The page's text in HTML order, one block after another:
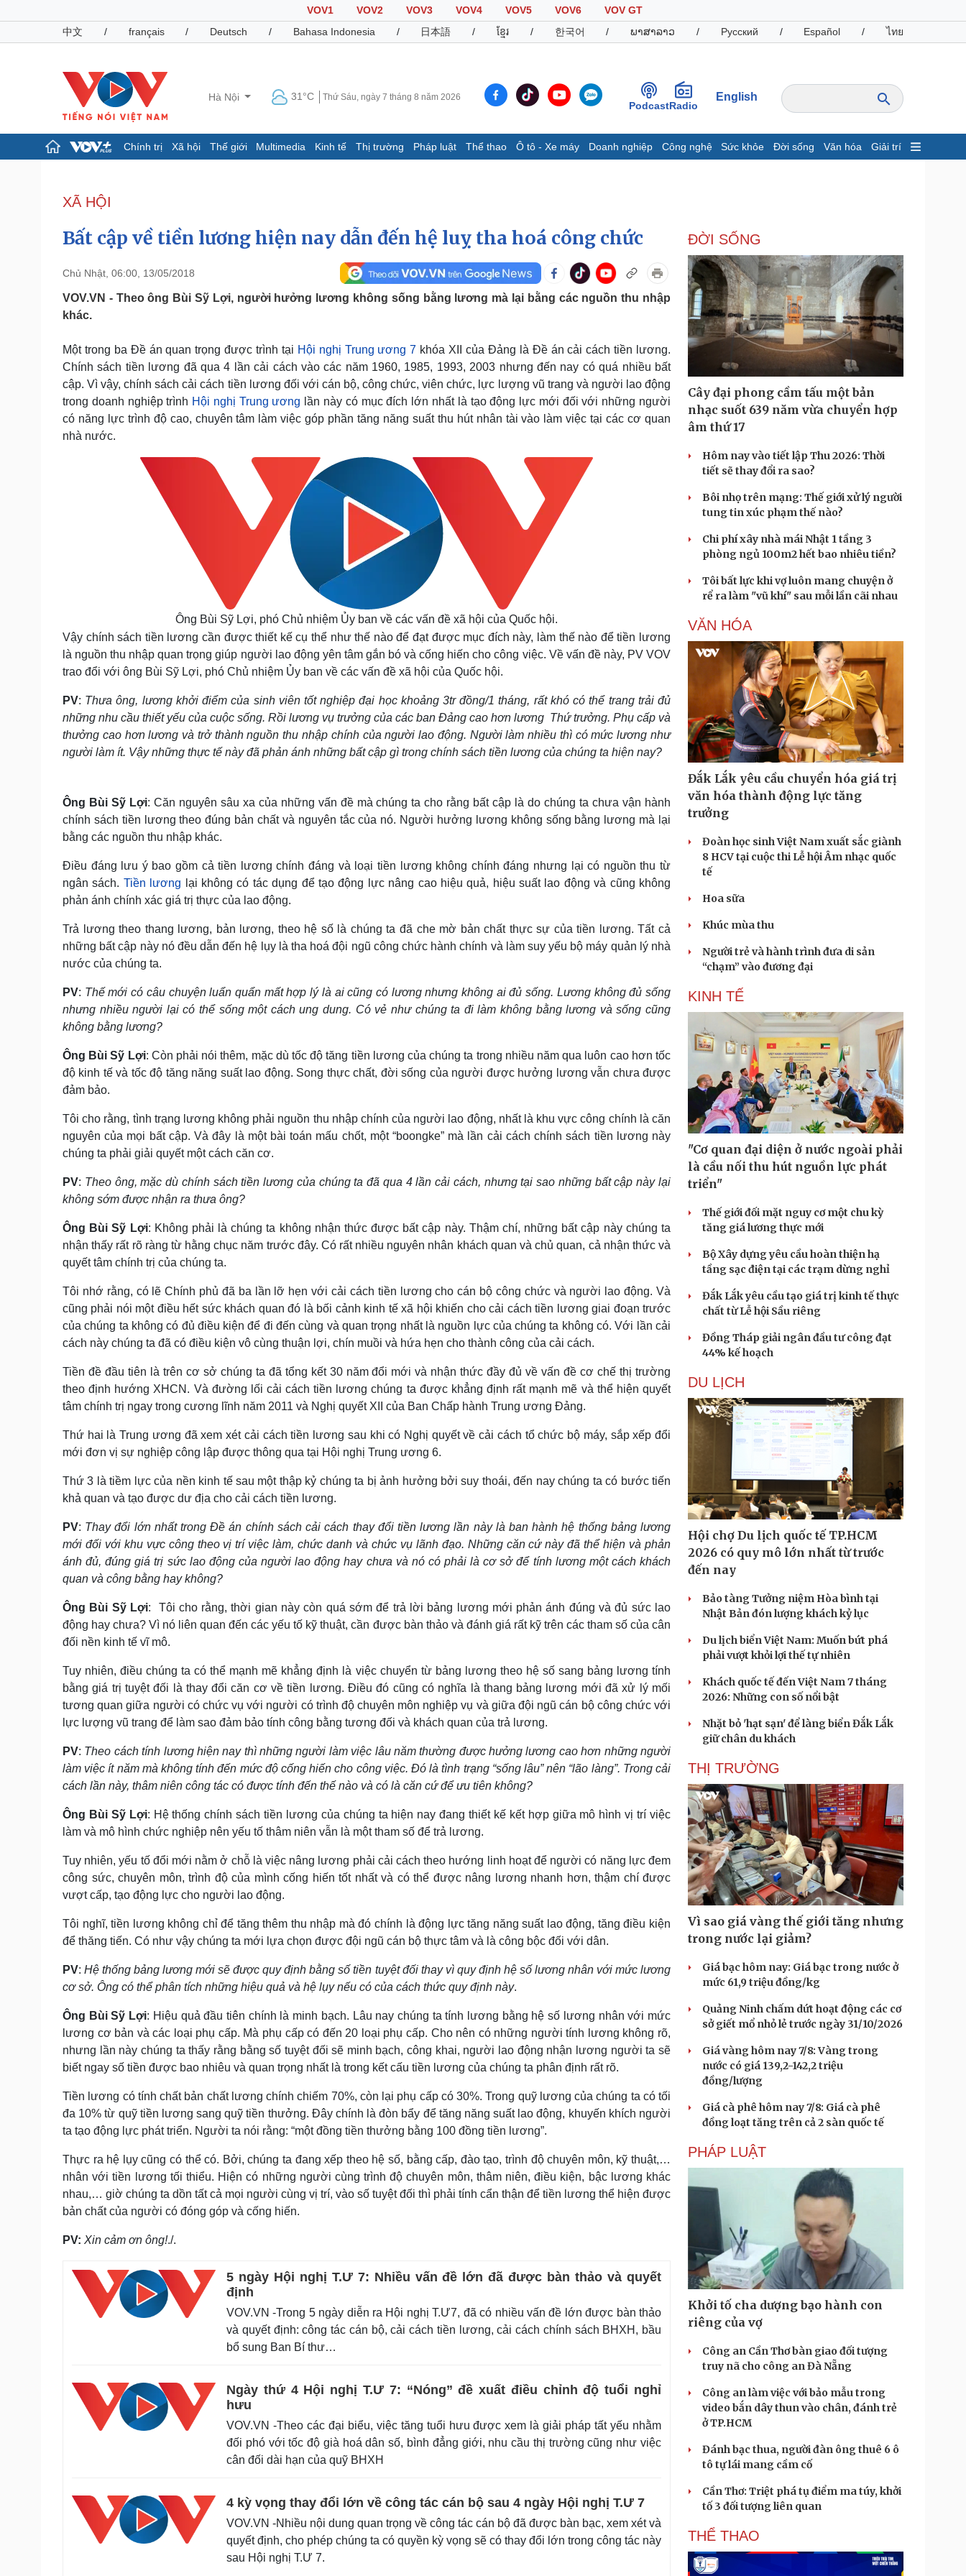
VOV1 VOV2 VOV3 VOV4 VOV5 VOV6
VOV GT
中文
/ français / Deutsch / Bahasa Indonesia / 日本語 / ខ្មែរ / 한국어 / ພາສາລາວ / Русский / Español / ไทย
Hà Nội 31°C Thứ Sáu, ngày 7 tháng 8 năm 2026
PodcastRadio
English
Chính trị Xã hội Thế giới Multimedia Kinh tế Thị trường Pháp luật Thể thao Ô tô - Xe máy Doanh nghiệp Công nghệ Sức khỏe Đời sống Văn hóa Giải trí
Đảng
Tổ chức nhân sự
Quốc hội
Nhận diện sự thật
Dấu ấn VOV
Hồ sơ
Infographic
Giá cà phê
Pháp luật
Vụ án
Tư vấn luật
Quân sự - Quốc phòng
Phân tích
Thể thao
Thế giới thể thao
eSports
Hậu trường
Ô tô - Xe máy
Tư vấn
Doanh nghiệp
Thông tin doanh nghiệp
Doanh nghiệp 24h
Doanh nhân
Vì cộng đồng
Công nghệ
Sành điệu
Tin Công nghệ
Trải nghiệm
Chuyển đổi số
Sức khỏe
Dinh dưỡng - món ngon
Cây thuốc
Đời sống
Nhà đẹp
Văn hóa
Sân khấu - Điện ảnh
Giải trí
Nghệ sĩ
Du lịch
Tư vấn
Podcast
Câu chuyện thời sự
Cửa sổ tình yêu
Kể chuyện cho bé
XÃ HỘI
Bất cập về tiền lương hiện nay dẫn đến hệ luỵ tha hoá công chức
Chủ Nhật, 06:00, 13/05/2018
VOV.VN - Theo ông Bùi Sỹ Lợi, người hưởng lương không sống bằng lương mà lại bằng các nguồn thu nhập
khác.
Một trong ba Đề án quan trọng được trình tại Hội nghị Trung ương 7 khóa XII của Đảng là Đề án cải cách tiền lương.
Chính sách tiền lương đã qua 4 lần cải cách vào các năm 1960, 1985, 1993, 2003 nhưng đến nay có quá nhiều bất
cập. Vì vậy, chính sách cải cách tiền lương đối với cán bộ, công chức, viên chức, lực lượng vũ trang và người lao động
trong doanh nghiệp trình Hội nghị Trung ương lần này có mục đích lớn nhất là tạo động lực mới đối với những người
có năng lực trình độ cao, chuyên tâm làm việc góp phần tăng năng suất thu hút nhân tài vào làm việc tại các cơ quan
nhà nước.
Ông Bùi Sỹ Lợi, phó Chủ nhiệm Ủy ban về các vấn đề xã hội của Quốc hội.
Vậy chính sách tiền lương cần được thiết kế cụ thể như thế nào để đạt được mục đích này, làm thế nào để tiền lương
là nguồn thu nhập quan trọng giúp người lao động yên tâm gắn bó và cống hiến cho công việc. Về vấn đề này, PV VOV
trao đổi với ông Bùi Sỹ Lợi, phó Chủ nhiệm Ủy ban về các vấn đề xã hội của Quốc hội.
PV: Thưa ông, lương khởi điểm của sinh viên tốt nghiệp đại học khoảng 3tr đồng/1 tháng, rất khó có thể trang trải đủ
những nhu cầu thiết yếu của cuộc sống. Rồi lương vụ trưởng của các ban Đảng cao hơn lương Thứ trưởng. Phụ cấp và
thưởng cao hơn lương và trở thành nguồn thu nhập chính của người lao động. Người làm nhiều thì có mức lương như
người làm ít. Vậy những thực tế này đã phản ánh những bất cập gì trong chính sách tiền lương của chúng ta hiện nay?
Ông Bùi Sỹ Lợi: Căn nguyên sâu xa của những vấn đề mà chúng ta cho rằng bất cập là do chúng ta chưa vận hành
chính sách tiền lương theo đúng bản chất và nguyên tắc của nó. Người hưởng lương không sống bằng lương mà lại
bằng các nguồn thu nhập khác.
Điều đáng lưu ý bao gồm cả tiền lương chính đáng và loại tiền lương không chính đáng nhưng lại có nguồn thu từ
ngân sách. Tiền lương lại không có tác dụng để tạo động lực nâng cao hiệu quả, hiệu suất lao động và cũng không
phản ánh chính xác giá trị thực của lao động.
Trả lương theo thang lương, bản lương, theo hệ số là chúng ta đã che mờ bản chất thực sự của tiền lương. Tất cả
những bất cập này nó đều dẫn đến hệ lụy là tha hoá đội ngũ công chức hành chính và làm suy yếu bộ máy quản lý nhà
nước của chúng ta.
PV: Thế mới có câu chuyện luẩn quẩn mất hợp lý là ai cũng có lương nhưng không ai đủ sống. Lương không đủ sống
nhưng nhiều người lại có thể sống một cách ung dung. Có vẻ như chúng ta đi làm không bằng lương và sống cũng
không bằng lương?
Ông Bùi Sỹ Lợi: Còn phải nói thêm, mặc dù tốc độ tăng tiền lương của chúng ta trong nhiều năm qua luôn cao hơn tốc
độ kinh tế và tốc độ tăng năng suất lao động. Song thực chất, đời sống của người được hưởng lương vẫn chưa được
đảm bảo.
Tôi cho rằng, tình trạng lương không phải nguồn thu nhập chính của người lao động, nhất là khu vực công chính là căn
nguyên của mọi bất cập. Và đây là một bài toán mấu chốt, một “boongke” mà lần cải cách chính sách tiền lương này
chúng ta phải giải quyết một cách căn cơ.
PV: Theo ông, mặc dù chính sách tiền lương của chúng ta đã qua 4 lần cải cách, nhưng tại sao những bất cập này lại
không sớm được nhận ra thưa ông?
Ông Bùi Sỹ Lợi: Không phải là chúng ta không nhận thức được bất cập này. Thậm chí, những bất cập này chúng ta
nhận thấy rất rõ ràng từ hằng chục năm trước đây. Có rất nhiều nguyên nhân khách quan và chủ quan, cả nhận thức và
quyết tâm chính trị của chúng ta.
Tôi nhớ rằng, có lẽ Chính phủ đã ba lần lỡ hẹn với cải cách tiền lương cho cán bộ công chức và người lao động. Và
cũng phải nói một điều hết sức khách quan đó là bối cảnh kinh tế xã hội khiến cho cải cách tiền lương giai đoạn trước
của chúng ta không có đủ điều kiện để đi đến cùng và quan trọng nhất là nguồn lực của chúng ta không có. Với lần cải
cách này chúng ta đã có điều kiện vô cùng thuận lợi, chín muồi và hứa hẹn cho thành công của cải cách.
Tiền đề đầu tiên là trên cơ sở chúng ta đã tổng kết 30 năm đổi mới và nhận thức đầy đủ về vấn đề cơ chế thị trường
theo định hướng XHCN. Và đường lối cải cách tiền lương chúng ta được khẳng định rất mạnh mẽ và thể hiện quyết
tâm chính trị ngay trong cương lĩnh năm 2011 và Nghị quyết XII của Ban Chấp hành Trung ương Đảng.
Thứ hai là Trung ương đã xem xét cải cách tiền lương sau khi có Nghị quyết về cải cách tổ chức bộ máy, sắp xếp đổi
mới đơn vị sự nghiệp công lập được thông qua tại Hội nghị Trung ương 6.
Thứ 3 là tiềm lực của nền kinh tế sau một thập kỷ chúng ta bị ảnh hưởng bởi suy thoái, đến nay chúng ta có bước tiến
khả quan và tạo được dư địa cho cải cách tiền lương.
PV: Thay đổi lớn nhất trong Đề án chính sách cải cách thay đổi tiền lương lần này là ban hành hệ thống bảng lương
mới đối với khu vực công theo vị trí việc làm, chức danh và chức vụ lãnh đạo. Những căn cứ này đã thể hiện và phản
ánh đủ, đúng giá trị sức lao động của người lao động hay chưa và nó có phải là cơ sở để tính lương một cách khách
quan và công bằng hay không?
Ông Bùi Sỹ Lợi: Tôi cho rằng, thời gian này còn quá sớm để trả lời bảng lương mới phản ánh đúng và đủ sức lao
động hay chưa? Vì nó liên quan đến các yếu tố kỹ thuật, cần được bàn thảo và đánh giá rất kỹ trên các tham số của cân
đối nền kinh tế vĩ mô.
Tuy nhiên, điều chúng ta có thể mạnh mẽ khẳng định là việc chuyển từ bảng lương theo hệ số sang bảng lương tính
bằng giá trị tuyệt đối là thay đổi căn cơ về tiền lương. Điều đó cũng có nghĩa là thang bảng lương mới đã xử lý mối
tương quan giữa người có chức vụ với người có trình độ chuyên môn nghiệp vụ và giữa đội ngũ cán bộ công chức với
lực lượng vũ trang để làm sao đảm bảo tính công bằng tương đối và khách quan của trả lương.
PV: Theo cách tính lương hiện nay thì những người làm việc lâu năm thường được hưởng lương cao hơn những người
làm việc ít năm mà không tính đến mức độ cống hiến cho công việc. Đó là tình trạng “sống lâu” nên “lão làng”. Trong cải
cách lần này, thâm niên công tác có được tính đến thế nào và có là căn cứ để ưu tiên không?
Ông Bùi Sỹ Lợi: Hệ thống chính sách tiền lương của chúng ta hiện nay đang thiết kế kết hợp giữa mô hình vị trí việc
làm và mô hình chức nghiệp nên yếu tố thâm niên vẫn là một tham số để trả lương.
Tuy nhiên, yếu tố đổi mới nằm ở chỗ là việc nâng lương phải cải cách theo hướng linh hoạt để người có năng lực đem
công sức, chuyên môn, trình độ của mình cống hiến tốt nhất và có thể được nâng lương nhanh hơn, thậm chí được
vượt cấp, tạo động lực cho người lao động.
Tôi nghĩ, tiền lương không chỉ để tăng thêm thu nhập mà đó chính là động lực tăng năng suất lao động, tăng điều kiện
để thăng tiến. Có như vậy chúng ta mới lựa chọn được đội ngũ cán bộ thực tâm và là công bộc đối với dân.
PV:Hệ thống bảng lương mới sẽ được quy định bằng số tiền tuyệt đối thay vì quy định hệ số lương nhân với mức lương
cơ sở. Ông có thể phân tích những hiệu quả và hệ lụy nếu có của cách thức quy định này.
Ông Bùi Sỹ Lợi: Hiệu quả đầu tiên chính là minh bạch. Lâu nay chúng ta tính lương bằng hệ số lương nhân với mức
lương cơ bản và các loại phụ cấp. Mà phụ cấp có đến 20 loại phụ cấp. Cho nên có những người tính lương không rõ,
nhưng lần này chúng ta thấy rằng bằng số tuyệt đối sẽ minh bạch, công khai, người lao động nhận lương người ta sẽ
biết ngay số tiền được bao nhiêu và quan trọng nhất là trong kết cấu tiền lương của chúng ta phân định rất rõ.
Tiền lương có tính chất bản chất lương chính chiếm 70%, còn lại phụ cấp có 30%. Trong quỹ lương của chúng ta có tối
đa 10% từ quỹ tiền lương sang quỹ tiền thưởng. Đây chính là đòn bẩy để tăng năng suất lao động, khuyến khích người
ta tạo động lực phát triển. Người ta nói rằng: “một đồng tiền thưởng bằng 100 đồng tiền lương”.
Thực ra hệ lụy cũng có thể có. Bởi, chúng ta đang xếp theo hệ số, bằng cấp, đào tạo, trình độ chuyên môn, kỹ thuật,…
nhân với tiền lương tối thiểu. Hiện có những người cùng trình độ chuyên môn, thâm niên, điều kiện, bậc lương khác
nhau,… giờ chúng ta dồn tất cả mọi người cùng vị trí, vào số tuyệt đối thì phải tính cẩn thận để tiền lương thể hiện được
bản chất của người có đóng góp và cống hiến.
PV: Xin cảm ơn ông!./.
5 ngày Hội nghị T.Ư 7: Nhiều vấn đề lớn đã được bàn thảo và quyết
định
VOV.VN -Trong 5 ngày diễn ra Hội nghị T.Ư7, đã có nhiều vấn đề lớn được bàn thảo
và quyết định: công tác cán bộ, cải cách tiền lương, cải cách chính sách BHXH, bầu
bổ sung Ban Bí thư…
Ngày thứ 4 Hội nghị T.Ư 7: “Nóng” đề xuất điều chỉnh độ tuổi nghỉ
hưu
VOV.VN -Theo các đại biểu, việc tăng tuổi hưu được xem là giải pháp tất yếu nhằm
đối phó với tốc độ già hoá dân số, bình đẳng giới, nhu cầu thị trường cũng như việc
cân đối dài hạn của quỹ BHXH
4 kỳ vọng thay đổi lớn về công tác cán bộ sau 4 ngày Hội nghị T.Ư 7
VOV.VN -Nhiều nội dung quan trọng về công tác cán bộ đã được bàn bạc, xem xét và
quyết định, cho phép chúng ta có quyền kỳ vọng sẽ có thay đổi lớn trong công tác này
sau Hội nghị T.Ư 7.
ĐỜI SỐNG
Cây đại phong cầm tấu một bản
nhạc suốt 639 năm vừa chuyển hợp
âm thứ 17
Hôm nay vào tiết lập Thu 2026: Thời
tiết sẽ thay đổi ra sao?
Bôi nhọ trên mạng: Thế giới xử lý người
tung tin xúc phạm thế nào?
Chi phí xây nhà mái Nhật 1 tầng 3
phòng ngủ 100m2 hết bao nhiêu tiền?
Tôi bất lực khi vợ luôn mang chuyện ở
rể ra làm "vũ khí" sau mỗi lần cãi nhau
VĂN HÓA
Đắk Lắk yêu cầu chuyển hóa giá trị
văn hóa thành động lực tăng
trưởng
Đoàn học sinh Việt Nam xuất sắc giành
8 HCV tại cuộc thi Lễ hội Âm nhạc quốc
tế
Hoa sữa
Khúc mùa thu
Người trẻ và hành trình đưa di sản
“chạm” vào đương đại
KINH TẾ
"Cơ quan đại diện ở nước ngoài phải
là cầu nối thu hút nguồn lực phát
triển"
Thế giới đối mặt nguy cơ một chu kỳ
tăng giá lương thực mới
Bộ Xây dựng yêu cầu hoàn thiện hạ
tầng sạc điện tại các trạm dừng nghỉ
Đắk Lắk yêu cầu tạo giá trị kinh tế thực
chất từ Lễ hội Sầu riêng
Đồng Tháp giải ngân đầu tư công đạt
44% kế hoạch
DU LỊCH
Hội chợ Du lịch quốc tế TP.HCM
2026 có quy mô lớn nhất từ trước
đến nay
Bảo tàng Tưởng niệm Hòa bình tại
Nhật Bản đón lượng khách kỷ lục
Du lịch biển Việt Nam: Muốn bứt phá
phải vượt khỏi lợi thế tự nhiên
Khách quốc tế đến Việt Nam 7 tháng
2026: Những con số nổi bật
Nhặt bỏ 'hạt sạn' để làng biển Đắk Lắk
giữ chân du khách
THỊ TRƯỜNG
Vì sao giá vàng thế giới tăng nhưng
trong nước lại giảm?
Giá bạc hôm nay: Giá bạc trong nước ở
mức 61,9 triệu đồng/kg
Quảng Ninh chấm dứt hoạt động các cơ
sở giết mổ nhỏ lẻ trước ngày 31/10/2026
Giá vàng hôm nay 7/8: Vàng trong
nước có giá 139,2-142,2 triệu
đồng/lượng
Giá cà phê hôm nay 7/8: Giá cà phê
đồng loạt tăng trên cả 2 sàn quốc tế
PHÁP LUẬT
Khởi tố cha dượng bạo hành con
riêng của vợ
Công an Cần Thơ bàn giao đối tượng
truy nã cho công an Đà Nẵng
Công an làm việc với bảo mẫu trong
video bắn dây thun vào chân, đánh trẻ
ở TP.HCM
Đánh bạc thua, người đàn ông thuê 6 ô
tô tự lái mang cầm cố
Cần Thơ: Triệt phá tụ điểm ma túy, khởi
tố 3 đối tượng liên quan
THỂ THAO